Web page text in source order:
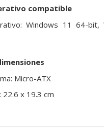
compatible
Windows 11 64-bit,
Micro-ATX
22.6 x 19.3 cm